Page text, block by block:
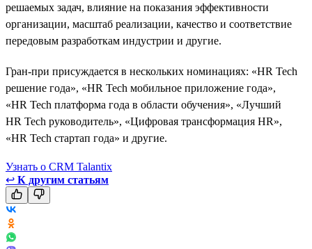
решаемых задач, влияние на показания эффективности
организации, масштаб реализации, качество и соответствие
передовым разработкам индустрии и другие.
Гран-при присуждается в нескольких номинациях: «HR Tech
решение года», «HR Tech мобильное приложение года»,
«HR Tech платформа года в области обучения», «Лучший
HR Tech руководитель», «Цифровая трансформация HR»,
«HR Tech стартап года» и другие.
Узнать о CRM Talantix
↩ К другим статьям